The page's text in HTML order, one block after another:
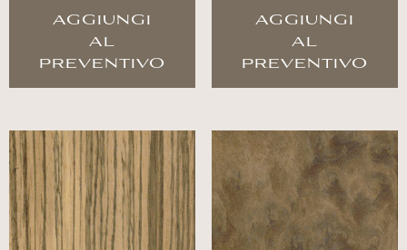
aggiungi
al
preventivo
aggiungi
al
preventivo